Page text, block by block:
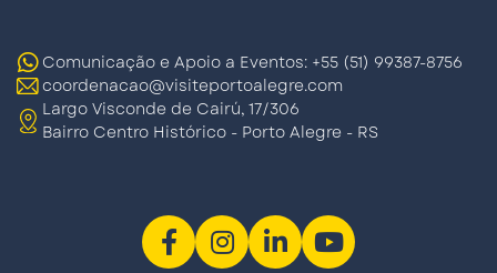
Comunicação e Apoio a Eventos: +55 (51) 99387-8756
coordenacao@visiteportoalegre.com
Largo Visconde de Cairú, 17/306
Bairro Centro Histórico - Porto Alegre - RS